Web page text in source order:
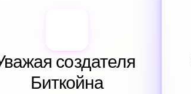
создателя
Биткойна